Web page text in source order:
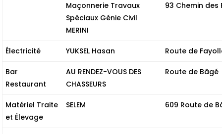
Maçonnerie Travaux
Spéciaux Génie Civil
MERINI
93 Chemin des
Électricité YUKSEL Hasan Route de
Bar
Restaurant
AU RENDEZ-VOUS DES
CHASSEURS
Route de Bâgé
Matériel Traite
et Élevage
SELEM 609 Route de